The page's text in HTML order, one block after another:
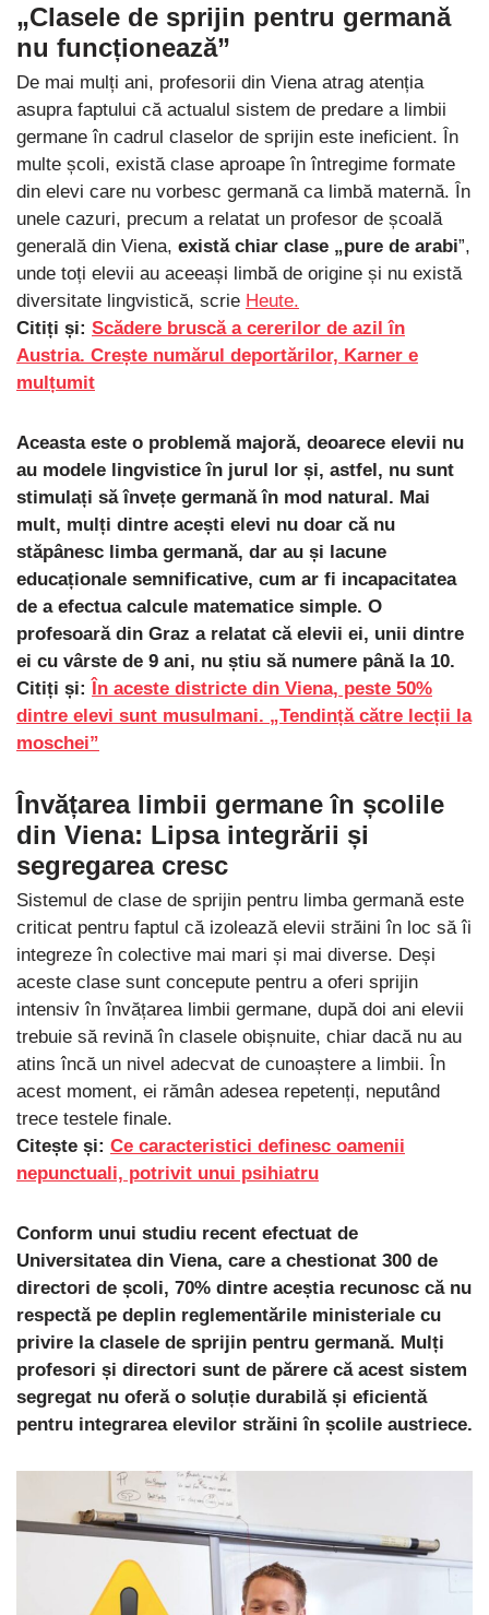
„Clasele de sprijin pentru germană
nu funcționează”
De mai mulți ani, profesorii din Viena atrag atenția
asupra faptului că actualul sistem de predare a limbii
germane în cadrul claselor de sprijin este ineficient. În
multe școli, există clase aproape în întregime formate
din elevi care nu vorbesc germană ca limbă maternă. În
unele cazuri, precum a relatat un profesor de școală
generală din Viena, există chiar clase „pure de arabi”,
unde toți elevii au aceeași limbă de origine și nu există
diversitate lingvistică, scrie Heute.
Citiți și: Scădere bruscă a cererilor de azil în
Austria. Crește numărul deportărilor, Karner e
mulțumit
Aceasta este o problemă majoră, deoarece elevii nu
au modele lingvistice în jurul lor și, astfel, nu sunt
stimulați să învețe germană în mod natural. Mai
mult, mulți dintre acești elevi nu doar că nu
stăpânesc limba germană, dar au și lacune
educaționale semnificative, cum ar fi incapacitatea
de a efectua calcule matematice simple. O
profesoară din Graz a relatat că elevii ei, unii dintre
ei cu vârste de 9 ani, nu știu să numere până la 10.
Citiți și: În aceste districte din Viena, peste 50%
dintre elevi sunt musulmani. „Tendință către lecții la
moschei”
Învățarea limbii germane în școlile
din Viena: Lipsa integrării și
segregarea cresc
Sistemul de clase de sprijin pentru limba germană este
criticat pentru faptul că izolează elevii străini în loc să îi
integreze în colective mai mari și mai diverse. Deși
aceste clase sunt concepute pentru a oferi sprijin
intensiv în învățarea limbii germane, după doi ani elevii
trebuie să revină în clasele obișnuite, chiar dacă nu au
atins încă un nivel adecvat de cunoaștere a limbii. În
acest moment, ei rămân adesea repetenți, neputând
trece testele finale.
Citește și: Ce caracteristici definesc oamenii
nepunctuali, potrivit unui psihiatru
Conform unui studiu recent efectuat de
Universitatea din Viena, care a chestionat 300 de
directori de școli, 70% dintre aceștia recunosc că nu
respectă pe deplin reglementările ministeriale cu
privire la clasele de sprijin pentru germană. Mulți
profesori și directori sunt de părere că acest sistem
segregat nu oferă o soluție durabilă și eficientă
pentru integrarea elevilor străini în școlile austriece.